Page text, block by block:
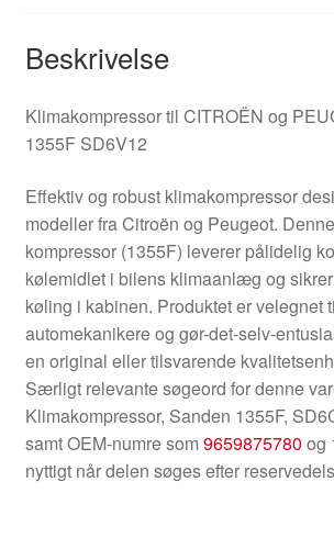
Beskrivelse
Klimakompressor til CITROËN og
1355F SD6V12
Effektiv og robust klimakompressor
modeller fra Citroën og Peugeot.
kompressor (1355F) leverer pålidelig
kølemidlet i bilens klimaanlæg og
køling i kabinen. Produktet er velegnet
automekanikere og gør-det-selv-
en original eller tilsvarende
Særligt relevante søgeord for denne
Klimakompressor, Sanden 1355F,
samt OEM-numre som 9659875780 og
nyttigt når delen søges efter